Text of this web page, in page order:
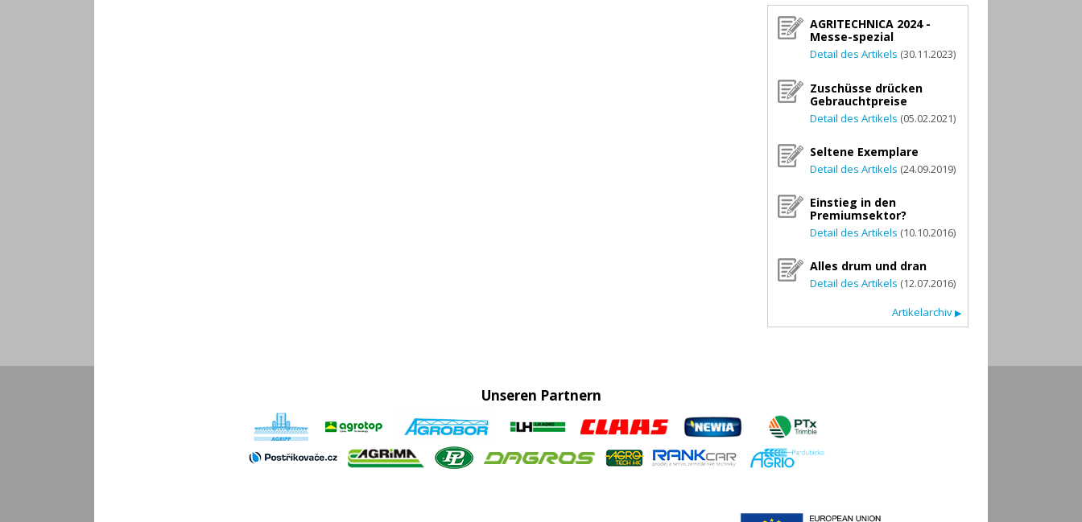
AGRITECHNICA 2024 -
Messe-spezial
Detail des Artikels (30.11.2023)
Zuschüsse drücken
Gebrauchtpreise
Detail des Artikels (05.02.2021)
Seltene Exemplare
Detail des Artikels (24.09.2019)
Einstieg in den
Premiumsektor?
Detail des Artikels (10.10.2016)
Alles drum und dran
Detail des Artikels (12.07.2016)
Artikelarchiv ▶
Unseren Partnern